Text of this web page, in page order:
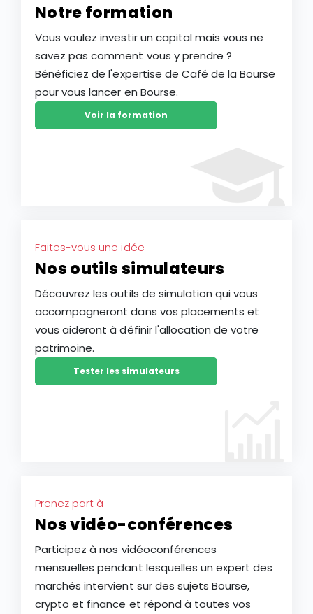
Notre formation
Vous voulez investir un capital mais vous ne
savez pas comment vous y prendre ?
Bénéficiez de l'expertise de Café de la Bourse
pour vous lancer en Bourse.
Voir la formation
Faites-vous une idée
Nos outils simulateurs
Découvrez les outils de simulation qui vous
accompagneront dans vos placements et
vous aideront à définir l'allocation de votre
patrimoine.
Tester les simulateurs
Prenez part à
Nos vidéo-conférences
Participez à nos vidéoconférences
mensuelles pendant lesquelles un expert des
marchés intervient sur des sujets Bourse,
crypto et finance et répond à toutes vos